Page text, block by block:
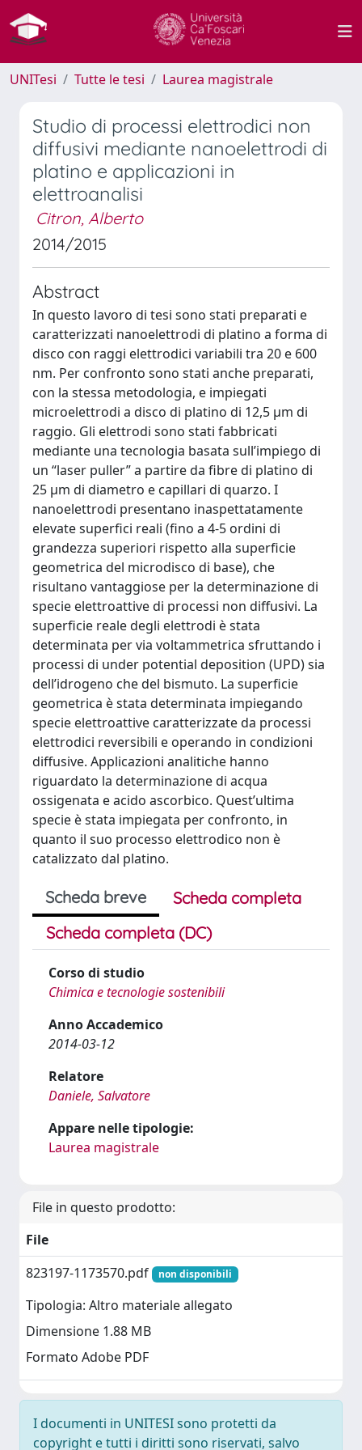
UNITesi Tutte le tesi Laurea magistrale
Studio di processi elettrodici non
diffusivi mediante nanoelettrodi di
platino e applicazioni in
elettroanalisi
Citron, Alberto
2014/2015
Abstract
In questo lavoro di tesi sono stati preparati e
caratterizzati nanoelettrodi di platino a forma di
disco con raggi elettrodici variabili tra 20 e 600
nm. Per confronto sono stati anche preparati,
con la stessa metodologia, e impiegati
microelettrodi a disco di platino di 12,5 μm di
raggio. Gli elettrodi sono stati fabbricati
mediante una tecnologia basata sull’impiego di
un “laser puller” a partire da fibre di platino di
25 μm di diametro e capillari di quarzo. I
nanoelettrodi presentano inaspettatamente
elevate superfici reali (fino a 4-5 ordini di
grandezza superiori rispetto alla superficie
geometrica del microdisco di base), che
risultano vantaggiose per la determinazione di
specie elettroattive di processi non diffusivi. La
superficie reale degli elettrodi è stata
determinata per via voltammetrica sfruttando i
processi di under potential deposition (UPD) sia
dell’idrogeno che del bismuto. La superficie
geometrica è stata determinata impiegando
specie elettroattive caratterizzate da processi
elettrodici reversibili e operando in condizioni
diffusive. Applicazioni analitiche hanno
riguardato la determinazione di acqua
ossigenata e acido ascorbico. Quest’ultima
specie è stata impiegata per confronto, in
quanto il suo processo elettrodico non è
catalizzato dal platino.
Scheda breve
Scheda completa
Scheda completa (DC)
Corso di studio
Chimica e tecnologie sostenibili
Anno Accademico
2014-03-12
Relatore
Daniele, Salvatore
Appare nelle tipologie:
Laurea magistrale
File in questo prodotto:
File
823197-1173570.pdf
non disponibili
Tipologia: Altro materiale allegato
Dimensione 1.88 MB
Formato Adobe PDF
I documenti in UNITESI sono protetti da
copyright e tutti i diritti sono riservati, salvo